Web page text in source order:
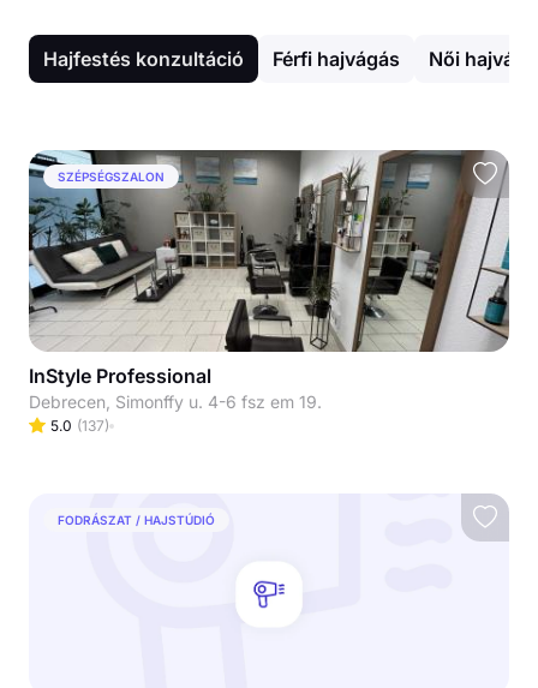
Hajfestés konzultáció Férfi hajvágás Női
SZÉPSÉGSZALON
InStyle Professional
Debrecen, Simonffy u. 4-6 fsz em 19.
5.0 (137)
FODRÁSZAT / HAJSTÚDIÓ